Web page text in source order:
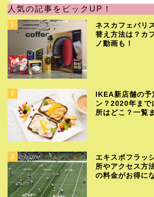
人気の記事をピックUP！
1
ネスカフェバリ
替え方法は？カ
ノ動画も！
2
IKEA新店舗の
ン？2020年まで
所はどこ？一覧
3
エキスポフラッ
所やアクセス方
の料金がお得に